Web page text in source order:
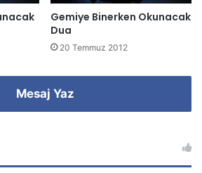
Gemiye Binerken Okunacak
Dua
20 Temmuz 2012
Mesaj Yaz